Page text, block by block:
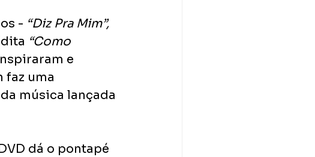
- “Diz Pra Mim”,
“Como
e
faz uma
música lançada
dá o pontapé